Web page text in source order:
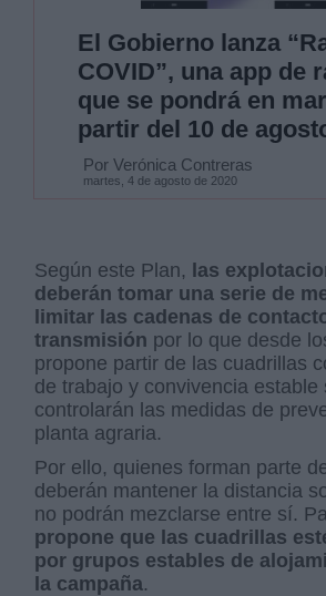
El Gobierno lanza
COVID”, una app de
que se pondrá en
partir del 10 de
Por Verónica Contreras
martes, 4 de agosto de 2020
Según este Plan, las
deberán tomar una serie de
limitar las cadenas de
transmisión por lo que desde
propone partir de las cuadrillas
de trabajo y convivencia estable
controlarán las medidas de
planta agraria.
Por ello, quienes forman parte
deberán mantener la distancia
no podrán mezclarse entre sí.
propone que las cuadrillas
por grupos estables de
la campaña.